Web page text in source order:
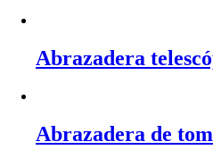
Abrazadera
Abrazadera de